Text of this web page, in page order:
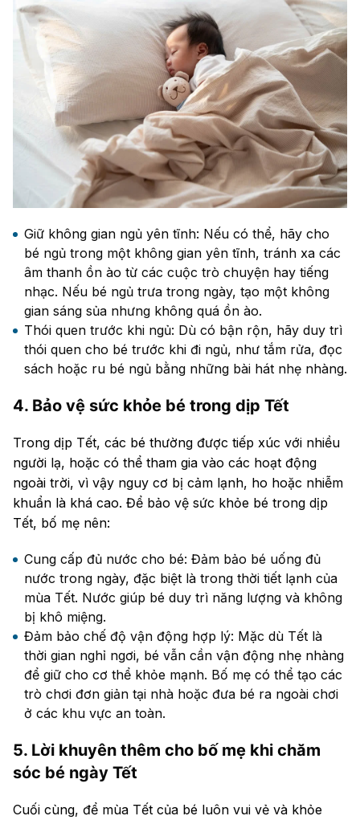
Giữ không gian ngủ yên tĩnh: Nếu có thể, hãy cho
bé ngủ trong một không gian yên tĩnh, tránh xa các
âm thanh ồn ào từ các cuộc trò chuyện hay tiếng
nhạc. Nếu bé ngủ trưa trong ngày, tạo một không
gian sáng sủa nhưng không quá ồn ào.
Thói quen trước khi ngủ: Dù có bận rộn, hãy duy trì
thói quen cho bé trước khi đi ngủ, như tắm rửa, đọc
sách hoặc ru bé ngủ bằng những bài hát nhẹ nhàng.
4. Bảo vệ sức khỏe bé trong dịp Tết
Trong dịp Tết, các bé thường được tiếp xúc với nhiều
người lạ, hoặc có thể tham gia vào các hoạt động
ngoài trời, vì vậy nguy cơ bị cảm lạnh, ho hoặc nhiễm
khuẩn là khá cao. Để bảo vệ sức khỏe bé trong dịp
Tết, bố mẹ nên:
Cung cấp đủ nước cho bé: Đảm bảo bé uống đủ
nước trong ngày, đặc biệt là trong thời tiết lạnh của
mùa Tết. Nước giúp bé duy trì năng lượng và không
bị khô miệng.
Đảm bảo chế độ vận động hợp lý: Mặc dù Tết là
thời gian nghỉ ngơi, bé vẫn cần vận động nhẹ nhàng
để giữ cho cơ thể khỏe mạnh. Bố mẹ có thể tạo các
trò chơi đơn giản tại nhà hoặc đưa bé ra ngoài chơi
ở các khu vực an toàn.
5. Lời khuyên thêm cho bố mẹ khi chăm
sóc bé ngày Tết
Cuối cùng, để mùa Tết của bé luôn vui vẻ và khỏe